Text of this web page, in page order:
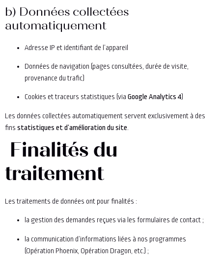
b) Données collectées
automatiquement
Adresse IP et identifiant de l’appareil
Données de navigation (pages consultées, durée de visite,
provenance du trafic)
Cookies et traceurs statistiques (via Google Analytics 4)
Les données collectées automatiquement servent exclusivement à des
fins statistiques et d’amélioration du site
Finalités du
traitement
Les traitements de données ont pour finalités :
la gestion des demandes reçues via les formulaires de contact ;
la communication d’informations liées à nos programmes
(Opération Phoenix, Opération Dragon, etc.) ;